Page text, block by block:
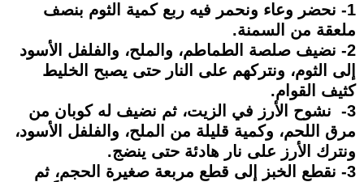
1- نحضر وعاء ونحمر فيه ربع كمية الثوم بنصف
ملعقة من السمنة.
2- نضيف صلصة الطماطم، والملح، والفلفل الأسود
إلى الثوم، ونتركهم على النار حتى يصبح الخليط
كثيف القوام.
3- نشوح الأرز في الزيت، ثم نضيف له كوبان من
مرق اللحم، وكمية قليلة من الملح، والفلفل الأسود،
ونترك الأرز على نار هادئة حتى ينضج.
3- نقطع الخبز إلى قطع مربعة صغيرة الحجم، ثم